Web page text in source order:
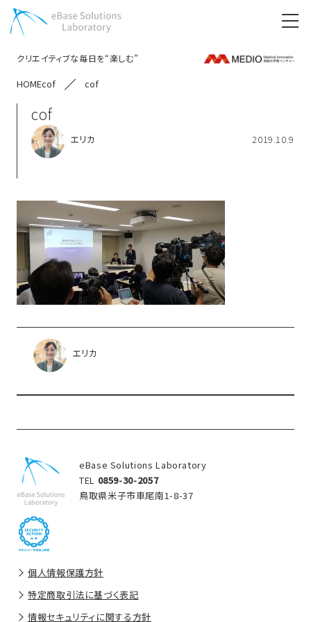
クリエイティブな毎日を“楽しむ”
HOMEcof cof
cof
エリカ 2019.10.9
エリカ
eBase Solutions Laboratory
TEL 0859-30-2057
鳥取県米子市車尾南1-8-37
個人情報保護方針
特定商取引法に基づく表記
情報セキュリティに関する方針